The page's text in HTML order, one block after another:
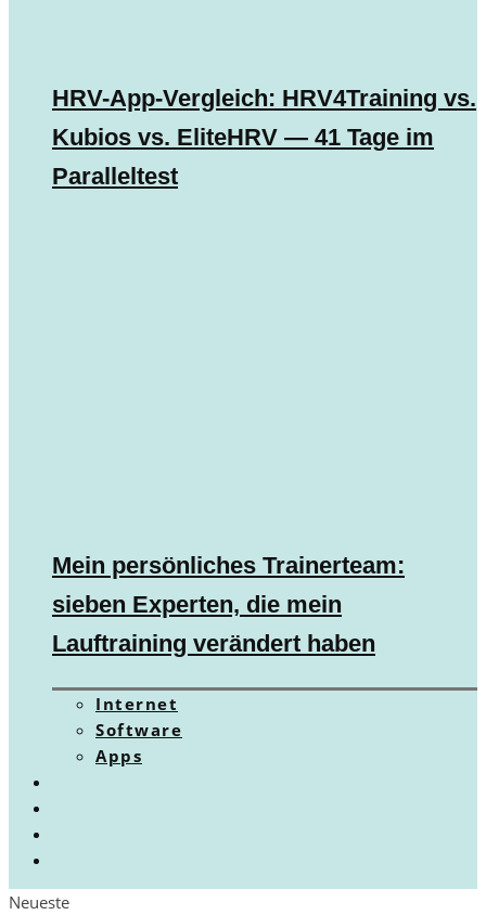
HRV-App-Vergleich: HRV4Training vs.
Kubios vs. EliteHRV — 41 Tage im
Paralleltest
Mein persönliches Trainerteam:
sieben Experten, die mein
Lauftraining verändert haben
Internet
Software
Apps
Neueste